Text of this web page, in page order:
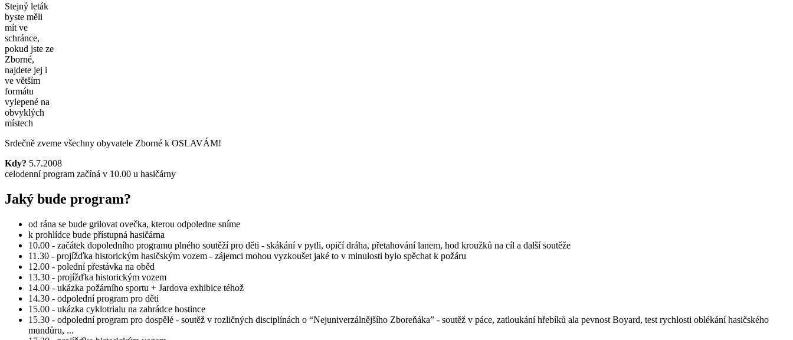
Stejný leták
byste měli
mít ve
schránce,
pokud jste ze
Zborné,
najdete jej i
ve větším
formátu
vylepené na
obvyklých
místech
Srdečně zveme všechny obyvatele Zborné k OSLAVÁM!
Kdy? 5.7.2008
celodenní program začíná v 10.00 u hasičárny
Jaký bude program?
od rána se bude grilovat ovečka, kterou odpoledne sníme
k prohlídce bude přístupná hasičárna
10.00 - začátek dopoledního programu plného soutěží pro děti - skákání v pytli, opičí dráha, přetahování lanem, hod kroužků na cíl a další soutěže
11.30 - projížďka historickým hasičským vozem - zájemci mohou vyzkoušet jaké to v minulosti bylo spěchat k požáru
12.00 - polední přestávka na oběd
13.30 - projížďka historickým vozem
14.00 - ukázka požárního sportu + Jardova exhibice téhož
14.30 - odpolední program pro děti
15.00 - ukázka cyklotrialu na zahrádce hostince
15.30 - odpolední program pro dospělé - soutěž v rozličných disciplínách o “Nejuniverzálnějšího Zboreňáka” - soutěž v páce, zatloukání hřebíků ala pevnost Boyard, test rychlosti oblékání hasičského
mundůru, ...